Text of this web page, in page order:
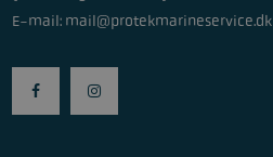
E-mail: mail@protekmarineservice.dk